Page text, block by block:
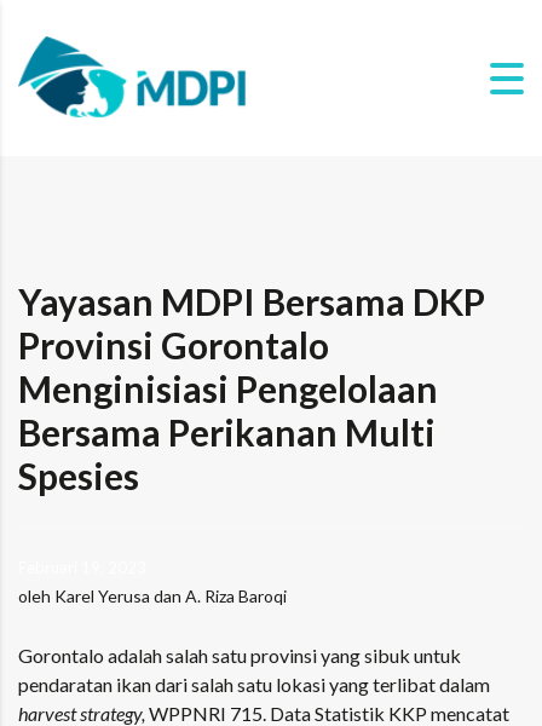
Yayasan MDPI Bersama DKP
Provinsi Gorontalo
Menginisiasi Pengelolaan
Bersama Perikanan Multi
Spesies
oleh Karel Yerusa dan A. Riza Baroqi
Gorontalo adalah salah satu provinsi yang sibuk untuk
pendaratan ikan dari salah satu lokasi yang terlibat dalam
harvest strategy,WPPNRI 715. Data Statistik KKP mencatat